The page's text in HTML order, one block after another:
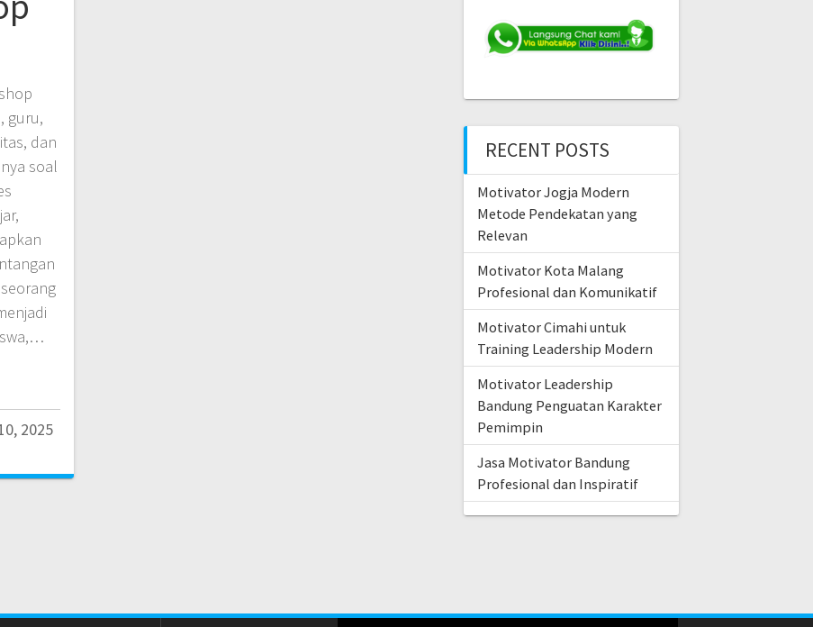
guru,
dan
soal
2025
RECENT POSTS
Motivator Jogja Modern
Metode Pendekatan yang
Relevan
Motivator Kota Malang
Profesional dan Komunikatif
Motivator Cimahi untuk
Training Leadership Modern
Motivator Leadership
Bandung Penguatan Karakter
Pemimpin
Jasa Motivator Bandung
Profesional dan Inspiratif